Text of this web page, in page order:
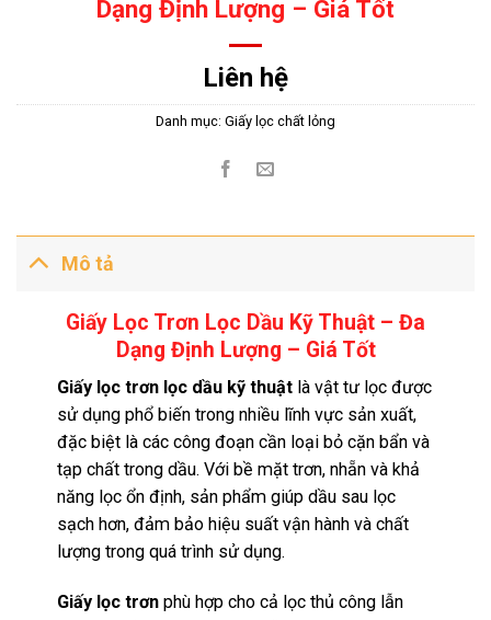
Dạng Định Lượng – Giá Tốt
Liên hệ
Danh mục: Giấy lọc chất lỏng
Mô tả
Giấy Lọc Trơn Lọc Dầu Kỹ Thuật – Đa
Dạng Định Lượng – Giá Tốt
Giấy lọc trơn lọc dầu kỹ thuật là vật tư lọc được
sử dụng phổ biến trong nhiều lĩnh vực sản xuất,
đặc biệt là các công đoạn cần loại bỏ cặn bẩn và
tạp chất trong dầu. Với bề mặt trơn, nhẵn và khả
năng lọc ổn định, sản phẩm giúp dầu sau lọc
sạch hơn, đảm bảo hiệu suất vận hành và chất
lượng trong quá trình sử dụng.
Giấy lọc trơn phù hợp cho cả lọc thủ công lẫn